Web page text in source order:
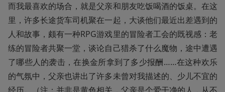
而我最喜欢的场合，就是父亲和朋友吃饭喝酒的饭桌。在这
里，许多长途货车司机聚在一起，大谈他们最近出差遇到的
人和故事，颇有一种RPG游戏里的冒险者工会的既视感：老
练的冒险者共聚一堂，谈论自己猎杀了什么魔物，途中遭遇
了哪些人的袭击，在换金所拿到了多少报酬……在这种欢乐
的气氛中，父亲也讲出了许多未曾对我描述的、少儿不宜的